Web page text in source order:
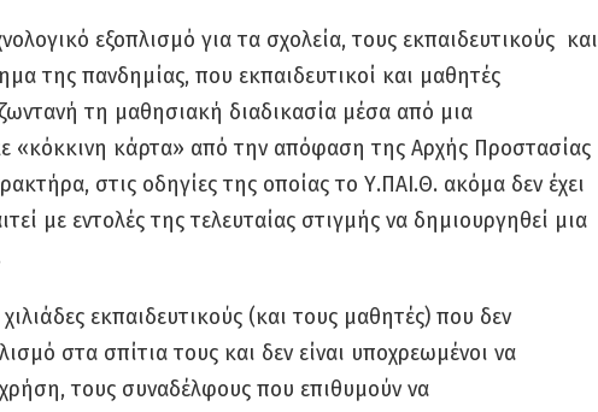
εξοπλισμό για τα σχολεία, τους εκπαιδευτικούς και
της πανδημίας, που εκπαιδευτικοί και μαθητές
τη μαθησιακή διαδικασία μέσα από μια
«κόκκινη κάρτα» από την απόφαση της Αρχής Προστασίας
στις οδηγίες της οποίας το Υ.ΠΑΙ.Θ. ακόμα δεν έχει
με εντολές της τελευταίας στιγμής να δημιουργηθεί μια
εκπαιδευτικούς (και τους μαθητές) που δεν
στα σπίτια τους και δεν είναι υποχρεωμένοι να
τους συναδέλφους που επιθυμούν να